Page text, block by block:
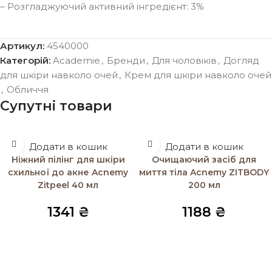
– Розгладжуючий активний інгредієнт: 3%
Артикул: 4540000
Категорій: Academie , Бренди , Для чоловіків , Догляд
для шкіри навколо очей , Крем для шкіри навколо очей
, Обличчя
Супутні товари
Додати в кошик
Ніжний пілінг для шкіри
схильної до акне Acnemy
Zitpeel 40 мл
1341 ₴
Додати в кошик
Очищаючий засіб для
миття тіла Acnemy ZITBODY
200 мл
1188 ₴